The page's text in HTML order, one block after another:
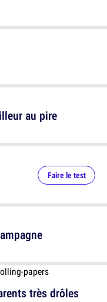
au pire
très drôles
Faire le test